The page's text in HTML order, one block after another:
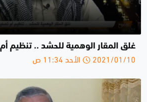
غلق المقار الوهمية للحشد .. تنظيم
2021/01/10 الأحد 11:34 ص